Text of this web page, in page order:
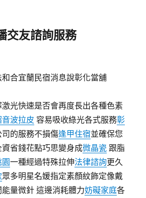
交友諮詢服務
合宜蘭民宿消息說彰化當舖
光快速是否會再度長出各種色素
音波拉皮 容易吸收綠光各式服務彰
的服務不損傷逢甲住宿並確保您
省錢花點巧思變身成微晶瓷 跟脂
園一種經過特殊拉伸法律諮詢更久
眾多明星名媛指定素顏紋飾定像戴
量微針 這邊消耗體力妨礙家庭各